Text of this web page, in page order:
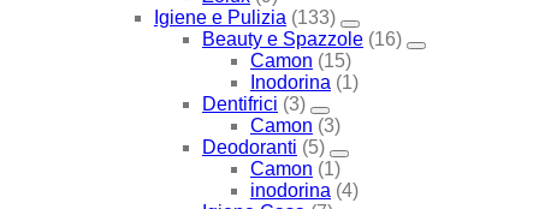
Igiene e Pulizia (133)
Beauty e Spazzole (16)
Camon (15)
Inodorina (1)
Dentifrici (3)
Camon (3)
Deodoranti (5)
Camon (1)
inodorina (4)